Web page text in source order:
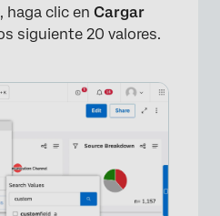
haga clic en Cargar
siguiente 20 valores.